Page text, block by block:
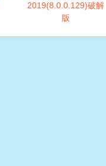
2019(8.0.0.129)破解
版